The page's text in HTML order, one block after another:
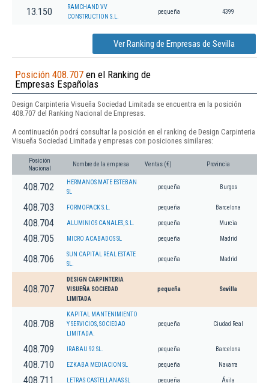
13.150
RAMCHAND VV
CONSTRUCTION S.L.
pequeña 4399
Ver Ranking de Empresas de Sevilla
Posición 408.707 en el Ranking de
Empresas Españolas
Design Carpinteria Visueña Sociedad Limitada se encuentra en la posición
408.707 del Ranking Nacional de Empresas.
A continuación podrá consultar la posición en el ranking de Design Carpinteria
Visueña Sociedad Limitada y empresas con posiciones similares:
Posición
Nacional
Nombre de la empresa Ventas (€) Provincia
408.702
HERMANOS MATE ESTEBAN
SL
pequeña Burgos
408.703 FORMOPACK S.L. pequeña Barcelona
408.704 ALUMINIOS CANALES, S.L. pequeña Murcia
408.705 MICRO ACABADOS SL pequeña Madrid
408.706
SUN CAPITAL REAL ESTATE
SL.
pequeña Madrid
408.707
DESIGN CARPINTERIA
VISUEÑA SOCIEDAD
LIMITADA
pequeña Sevilla
408.708
KAPITAL MANTENIMIENTO
Y SERVICIOS, SOCIEDAD
LIMITADA.
pequeña Ciudad Real
408.709 IRABAU 92 SL. pequeña Barcelona
408.710 EZKABA MEDIACION SL pequeña Navarra
408.711 LETRAS CASTELLANAS SL pequeña Ávila